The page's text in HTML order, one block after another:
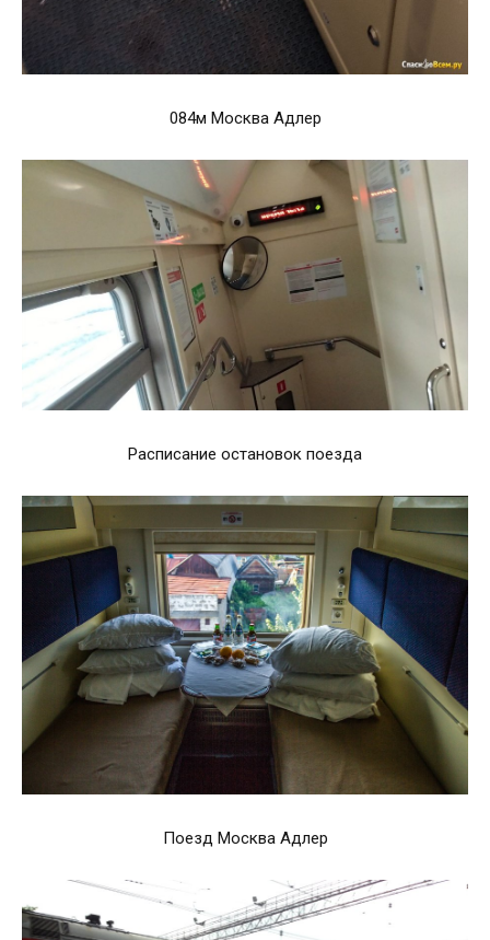
084м Москва Адлер
Расписание остановок поезда
Поезд Москва Адлер